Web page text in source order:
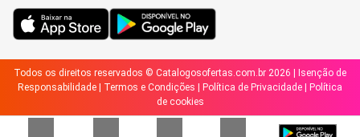
Todos os direitos reservados © Catalogosofertas.com.br 2026 |
Isenção de
Responsabilidade
Termos e Condições Política de Privacidade
Política
de cookies